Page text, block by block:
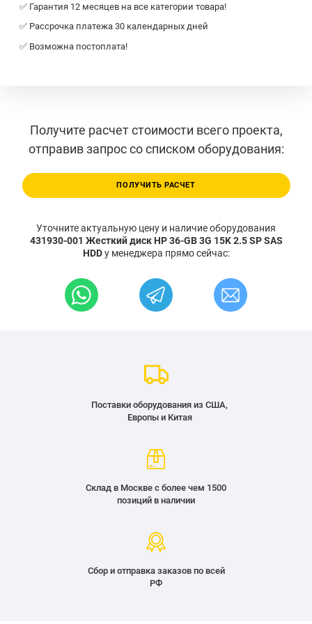
✅ Гарантия 12 месяцев на все категории товара!
✅ Рассрочка платежа 30 календарных дней
✅ Возможна постоплата!
Получите расчет стоимости всего проекта,
отправив запрос со списком оборудования:
ПОЛУЧИТЬ РАСЧЕТ
Уточните актуальную цену и наличие оборудования
431930-001 Жесткий диск HP 36-GB 3G 15K 2.5 SP SAS
HDDу менеджера прямо сейчас:
Поставки оборудования из США,
Европы и Китая
Склад в Москве с более чем 1500
позиций в наличии
Сбор и отправка заказов по всей
РФ